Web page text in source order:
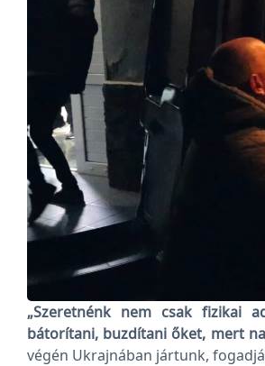
„Szeretnénk nem csak fizikai
bátorítani, buzdítani őket, mert
végén Ukrajnában jártunk,